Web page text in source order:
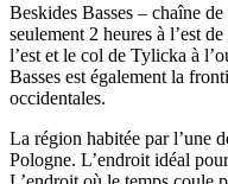
Beskides Basses – chaîne
seulement 2 heures à l’est
l’est et le col de Tylicka à
Basses est également la
occidentales.
La région habitée par l’une
Pologne. L’endroit idéal